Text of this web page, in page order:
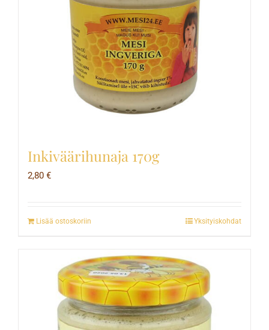
Inkiväärihunaja 170g
2,80 €
Lisää ostoskoriin Yksityiskohdat